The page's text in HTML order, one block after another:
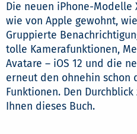
Die neuen iPhone-Modelle
wie von Apple gewohnt,
Gruppierte
tolle Kamerafunktionen,
Avatare – iOS 12 und die
erneut den ohnehin schon
Funktionen. Den
Ihnen dieses Buch.